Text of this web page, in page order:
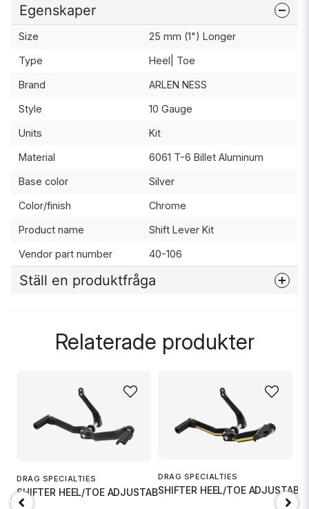
Egenskaper
Size 25 mm (1") Longer
Type Heel| Toe
Brand ARLEN NESS
Style 10 Gauge
Units Kit
Material 6061 T-6 Billet Aluminum
Base color Silver
Color/finish Chrome
Product name Shift Lever Kit
Vendor part number 40-106
Ställ en produktfråga
Relaterade produkter
2
DRAG SPECIALTIES
SHIFTER HEEL/TOE ADJUSTABLE BL
DRAG SPECIALTIES
SHIFTER HEEL/TOE